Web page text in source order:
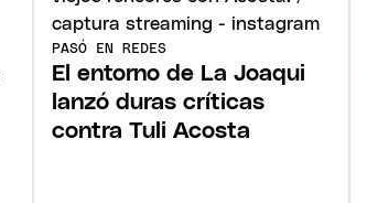
PASÓ EN REDES
El entorno de La Joaqui
lanzó duras críticas
contra Tuli Acosta